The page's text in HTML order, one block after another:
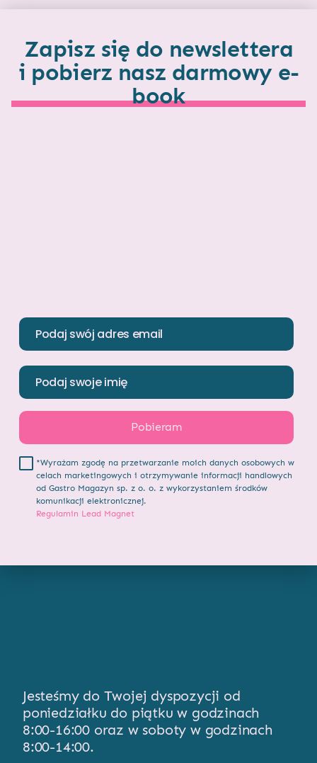
Zapisz się do newslettera
i pobierz nasz darmowy e-
book
*Wyrażam zgodę na przetwarzanie moich danych osobowych w
celach marketingowych i otrzymywanie informacji handlowych
od Gastro Magazyn sp. z o. o. z wykorzystaniem środków
komunikacji elektronicznej.
Regulamin Lead Magnet
Jesteśmy do Twojej dyspozycji od
poniedziałku do piątku w godzinach
8:00-16:00 oraz w soboty w godzinach
8:00-14:00.